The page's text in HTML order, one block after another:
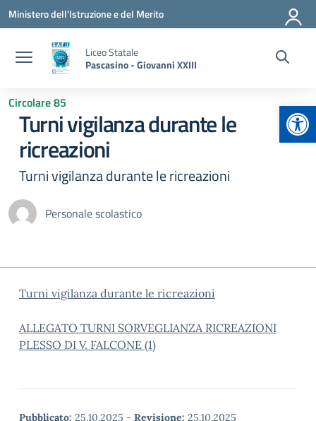
Vai ai contenuti
Vai al menu di navigazione
Vai al footer
Ministero dell'Istruzione e del Merito
Liceo Statale
Pascasino - Giovanni XXIII
Circolare 85
Turni vigilanza durante le
ricreazioni
Turni vigilanza durante le ricreazioni
Personale scolastico
Turni vigilanza durante le ricreazioni
ALLEGATO TURNI SORVEGLIANZA RICREAZIONI
PLESSO DI V. FALCONE (1)
Pubblicato: 25.10.2025 - Revisione: 25.10.2025